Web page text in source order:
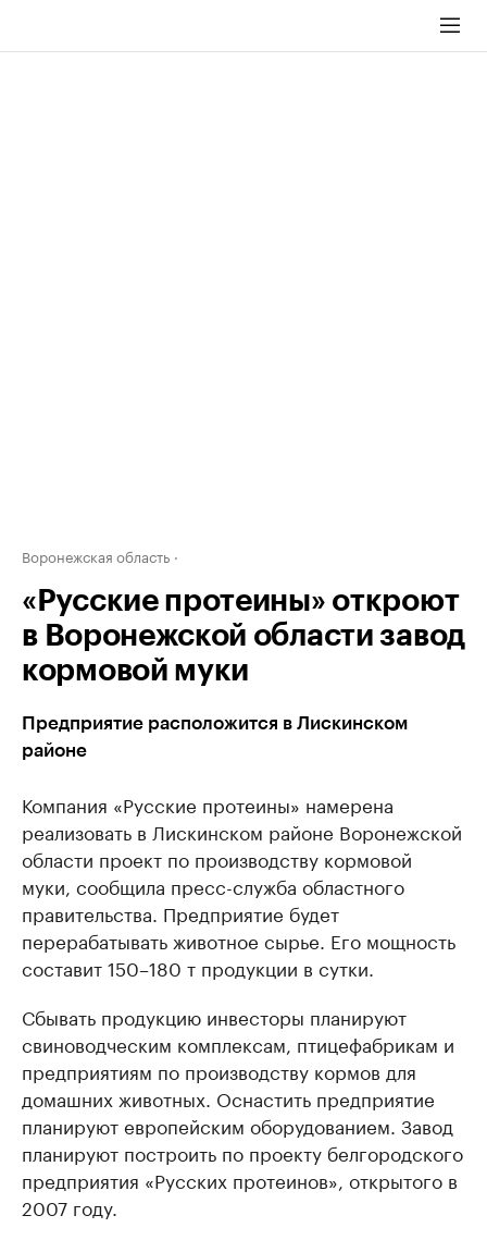
Воронежская область
«Русские протеины» откроют
в Воронежской области завод
кормовой муки
Предприятие расположится в Лискинском
районе
Компания «Русские протеины» намерена
реализовать в Лискинском районе Воронежской
области проект по производству кормовой
муки, сообщила пресс-служба областного
правительства. Предприятие будет
перерабатывать животное сырье. Его мощность
составит 150–180 т продукции в сутки.
Сбывать продукцию инвесторы планируют
свиноводческим комплексам, птицефабрикам и
предприятиям по производству кормов для
домашних животных. Оснастить предприятие
планируют европейским оборудованием. Завод
планируют построить по проекту белгородского
предприятия «Русских протеинов», открытого в
2007 году.